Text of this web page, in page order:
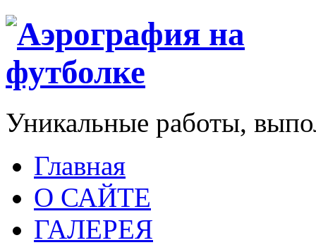
Уникальные работы,
Главная
О САЙТЕ
ГАЛЕРЕЯ